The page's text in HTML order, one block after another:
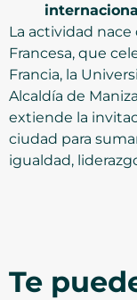
La actividad
Francesa, que
Francia, la
Alcaldía de
extiende la
ciudad para
igualdad,
Te